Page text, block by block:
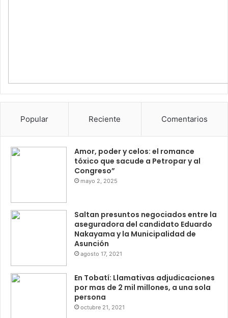
Popular Reciente Comentarios
Amor, poder y celos: el romance
tóxico que sacude a Petropar y al
Congreso”
mayo 2, 2025
Saltan presuntos negociados entre la
aseguradora del candidato Eduardo
Nakayama y la Municipalidad de
Asunción
agosto 17, 2021
En Tobatí: Llamativas adjudicaciones
por mas de 2 mil millones, a una sola
persona
octubre 21, 2021